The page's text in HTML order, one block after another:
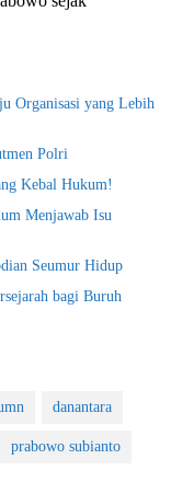
Organisasi yang Lebih
Polri
Kebal Hukum!
Menjawab Isu
Seumur Hidup
bagi Buruh
danantara
prabowo subianto